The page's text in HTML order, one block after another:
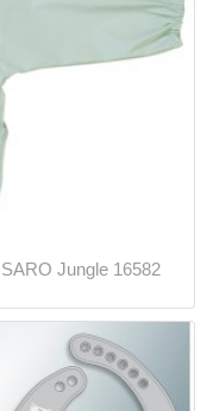
Jungle 16582